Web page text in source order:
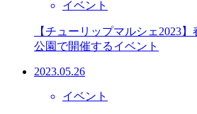
イベント
【チューリップマルシェ2023
公園で開催するイベント
2023.05.26
イベント